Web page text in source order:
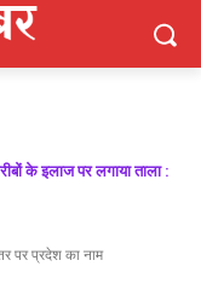
के इलाज पर लगाया ताला :
चुनाव में बूथ प्रबंधन निभाएगा
पर प्रदेश का नाम